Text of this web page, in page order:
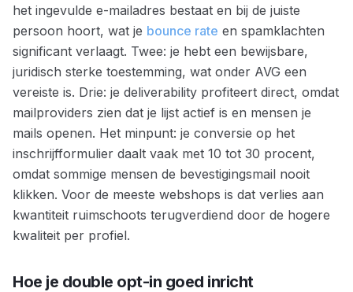
het ingevulde e-mailadres bestaat en bij de juiste
persoon hoort, wat je bounce rate en spamklachten
significant verlaagt. Twee: je hebt een bewijsbare,
juridisch sterke toestemming, wat onder AVG een
vereiste is. Drie: je deliverability profiteert direct, omdat
mailproviders zien dat je lijst actief is en mensen je
mails openen. Het minpunt: je conversie op het
inschrijfformulier daalt vaak met 10 tot 30 procent,
omdat sommige mensen de bevestigingsmail nooit
klikken. Voor de meeste webshops is dat verlies aan
kwantiteit ruimschoots terugverdiend door de hogere
kwaliteit per profiel.
Hoe je double opt-in goed inricht